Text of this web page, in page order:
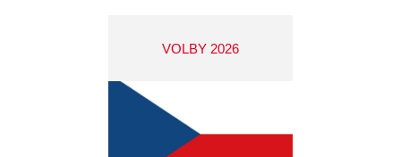
VOLBY 2026